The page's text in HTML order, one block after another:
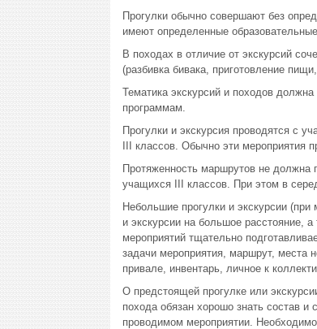
Прогулки обычно совершают без
имеют определенные
В походах в отличие от экскурсий
(разбивка бивака, приготовление
Тематика экскурсий и походов
программам.
Прогулки и экскурсия проводятся с
III классов. Обычно эти мероприятия
Протяженность маршрутов не
учащихся ІІІ классов. При этом в
Небольшие прогулки и экскурсии
и экскурсии на большое расстояние,
мероприятий тщательно
задачи мероприятия, маршрут, места
привале, инвентарь, личное к
О предстоящей прогулке или
похода обязан хорошо знать состав
проводимом мероприятии.